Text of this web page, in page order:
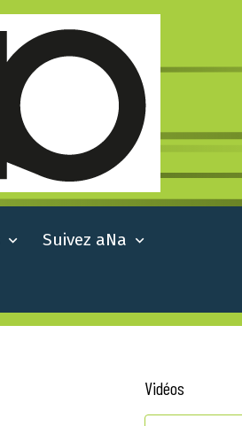
Suivez aNa
Vidéos